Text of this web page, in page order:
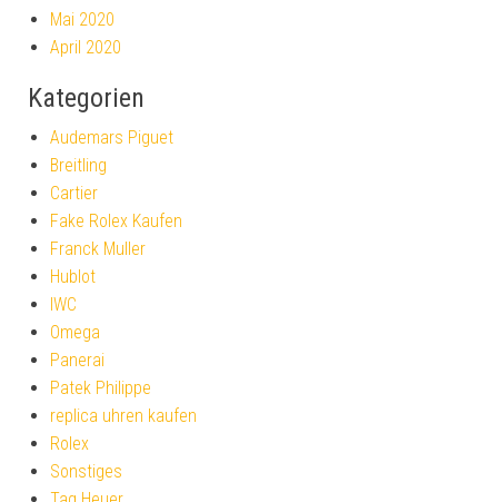
Mai 2020
April 2020
Kategorien
Audemars Piguet
Breitling
Cartier
Fake Rolex Kaufen
Franck Muller
Hublot
IWC
Omega
Panerai
Patek Philippe
replica uhren kaufen
Rolex
Sonstiges